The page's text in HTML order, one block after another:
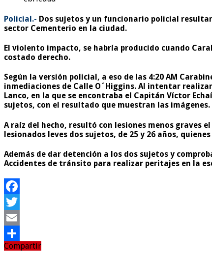
Policial.- Dos sujetos y un funcionario policial
sector Cementerio en la ciudad.
El violento impacto, se habría producido cuando
costado derecho.
Según la versión policial, a eso de las 4:20 AM
inmediaciones de Calle O´Higgins. Al intentar
Lanco, en la que se encontraba el Capitán Víctor
sujetos, con el resultado que muestran las imágenes.
A raíz del hecho, resultó con lesiones menos graves
lesionados leves dos sujetos, de 25 y 26 años,
Además de dar detención a los dos sujetos y
Accidentes de tránsito para realizar peritajes en la
Facebook
Twitter
Email
Compartir
Compartir